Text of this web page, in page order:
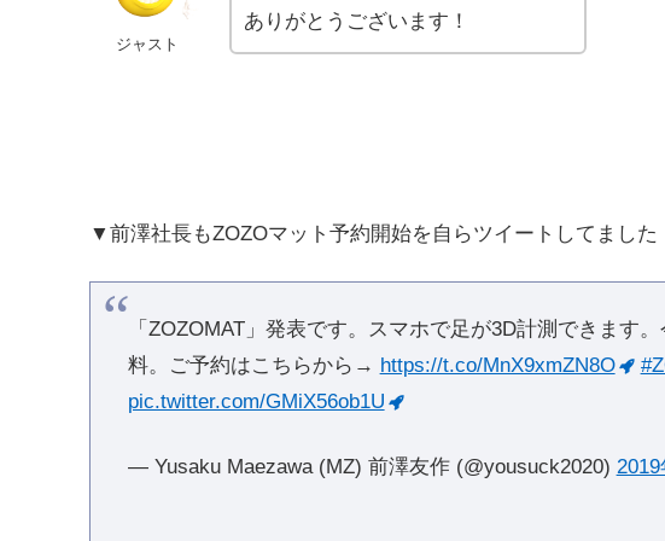
ジャスト
ありがとうございます！
▼前澤社長もZOZOマット予約開始を自らツイートしてました
「ZOZOMAT」発表です。スマホで足が3D計測できます
料。ご予約はこちらから→ https://t.co/MnX9xmZN8O
pic.twitter.com/GMiX56ob1U
— Yusaku Maezawa (MZ) 前澤友作 (@yousuck2020) 2019